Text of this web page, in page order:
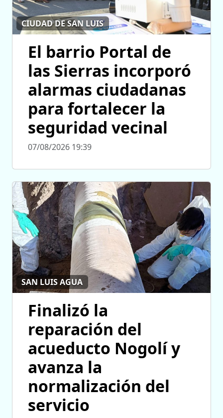
CIUDAD DE SAN LUIS
El barrio Portal de
las Sierras incorporó
alarmas ciudadanas
para fortalecer la
seguridad vecinal
07/08/2026 19:39
SAN LUIS AGUA
Finalizó la
reparación del
acueducto Nogolí y
avanza la
normalización del
servicio